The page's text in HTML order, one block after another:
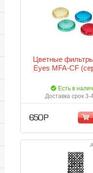
Цветные
Eyes MFA-CF
Есть в
Доставка срок 3-
650 Р